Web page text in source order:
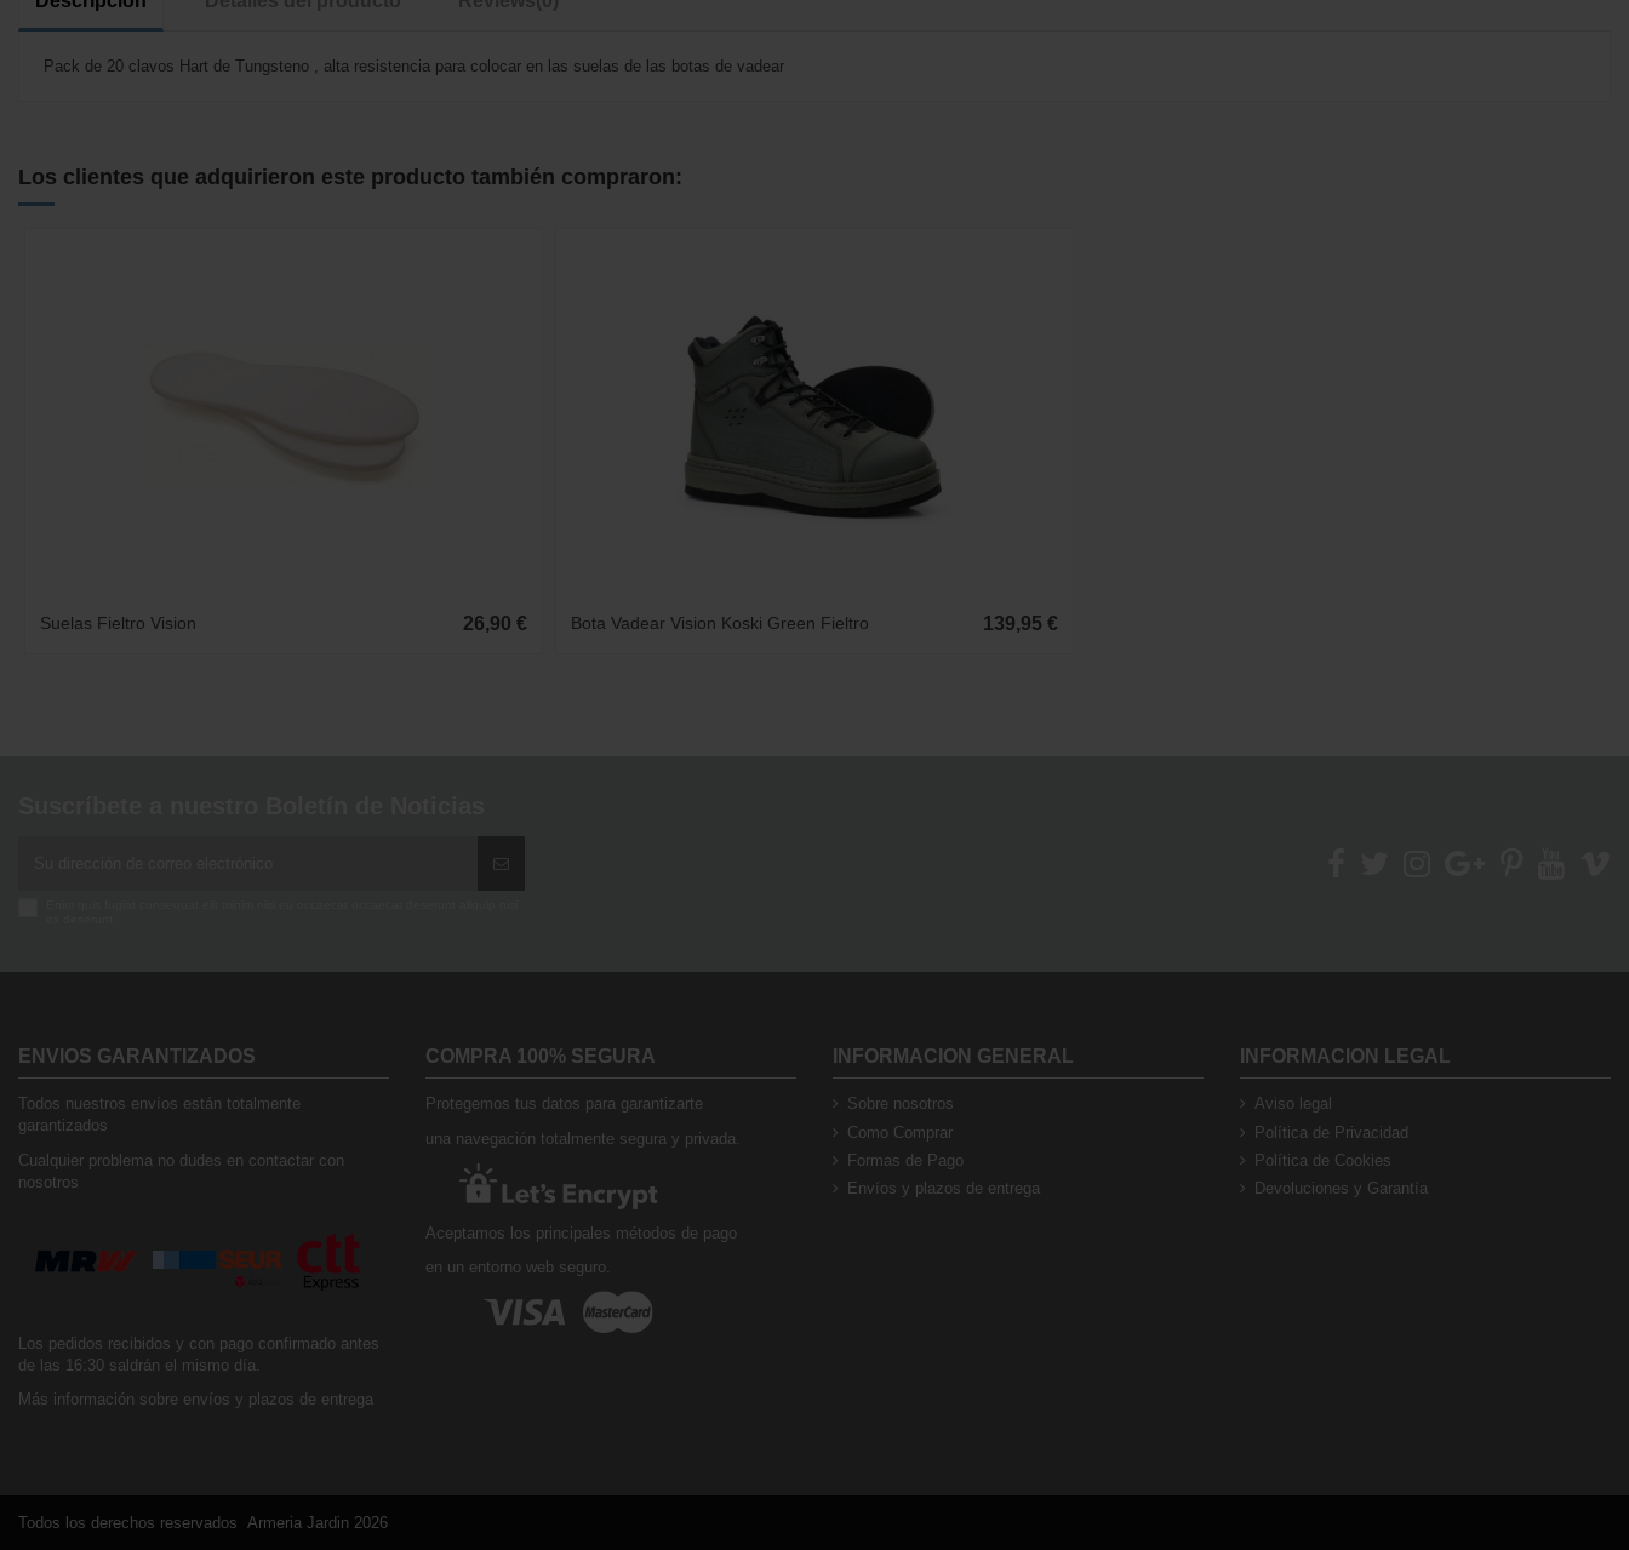
Pack de 20 clavos Hart de Tungsteno , alta resistencia para colocar en las suelas de las botas de vadear
Los clientes que adquirieron este producto también compraron:
Suelas Fieltro Vision 26,90 € Bota Vadear Vision Koski Green Fieltro 139,95 €
ENVIOS GARANTIZADOS
Todos nuestros envíos están totalmente
garantizados
Cualquier problema no dudes en contactar con
nosotros
Los pedidos recibidos y con pago confirmado antes
de las 16:30 saldrán el mismo día.
Más información sobre envíos y plazos de entrega
COMPRA 100% SEGURA
Protegemos tus datos para garantizarte
una navegación totalmente segura y privada.
Aceptamos los principales métodos de pago
en un entorno web seguro.
INFORMACION GENERAL
Sobre nosotros
Como Comprar
Formas de Pago
Envíos y plazos de entrega
INFORMACION LEGAL
Aviso legal
Política de Privacidad
Política de Cookies
Devoluciones y Garantía
Todos los derechos reservados Armeria Jardin 2026